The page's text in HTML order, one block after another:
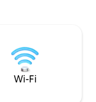
ス、ビーチクラブ
す。オプションの
いただくと、リッ
ーブの特別アメニ
Wi-Fi